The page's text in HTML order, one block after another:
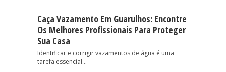
Caça Vazamento Em Guarulhos: Encontre
Os Melhores Profissionais Para Proteger
Sua Casa
Identificar e corrigir vazamentos de água é uma
tarefa essencial...